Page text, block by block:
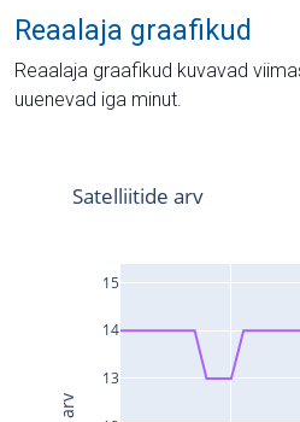
Reaalaja graafikud
Reaalaja graafikud kuvavad
uuenevad iga minut.